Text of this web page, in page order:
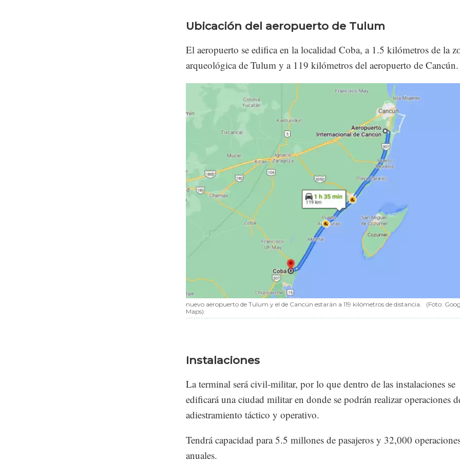
Ubicación del aeropuerto de Tulum
El aeropuerto se edifica en la localidad Coba, a 1.5 kilómetros de la
arqueológica de Tulum y a 119 kilómetros del aeropuerto de Cancún.
nuevo aeropuerto de Tulum y el de Cancún estarán a 119 kilómetros de distancia.
(Foto:
Maps)
Instalaciones
La terminal será civil-militar, por lo que dentro de las instalaciones se
edificará una ciudad militar en donde se podrán realizar operaciones
adiestramiento táctico y operativo.
Tendrá capacidad para 5.5 millones de pasajeros y 32,000
anuales.